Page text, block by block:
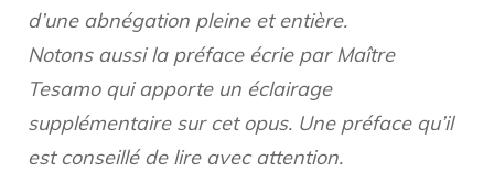
d’une abnégation pleine et entière.
Notons aussi la préface écrie par Maître
Tesamo qui apporte un éclairage
supplémentaire sur cet opus. Une préface qu’il
est conseillé de lire avec attention.